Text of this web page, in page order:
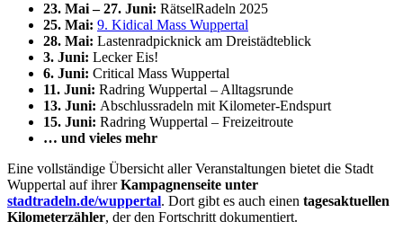
23. Mai – 27. Juni: RätselRadeln 2025
25. Mai: 9. Kidical Mass Wuppertal
28. Mai: Lastenradpicknick am Dreistädteblick
3. Juni: Lecker Eis!
6. Juni: Critical Mass Wuppertal
11. Juni: Radring Wuppertal – Alltagsrunde
13. Juni: Abschlussradeln mit Kilometer-Endspurt
15. Juni: Radring Wuppertal – Freizeitroute
… und vieles mehr
Eine vollständige Übersicht aller Veranstaltungen bietet die Stadt
Wuppertal auf ihrerKampagnenseite unter
stadtradeln.de/wuppertal. Dort gibt es auch einen tagesaktuellen
Kilometerzähler, der den Fortschritt dokumentiert.